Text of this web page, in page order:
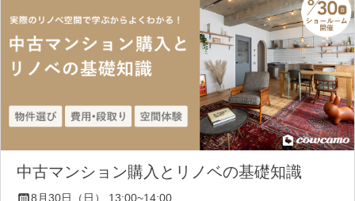
中古マンション購入とリノベの基礎知識
8月30日（日） 13:00~14:00